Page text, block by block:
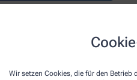
Wir setzen Cookies, die für den